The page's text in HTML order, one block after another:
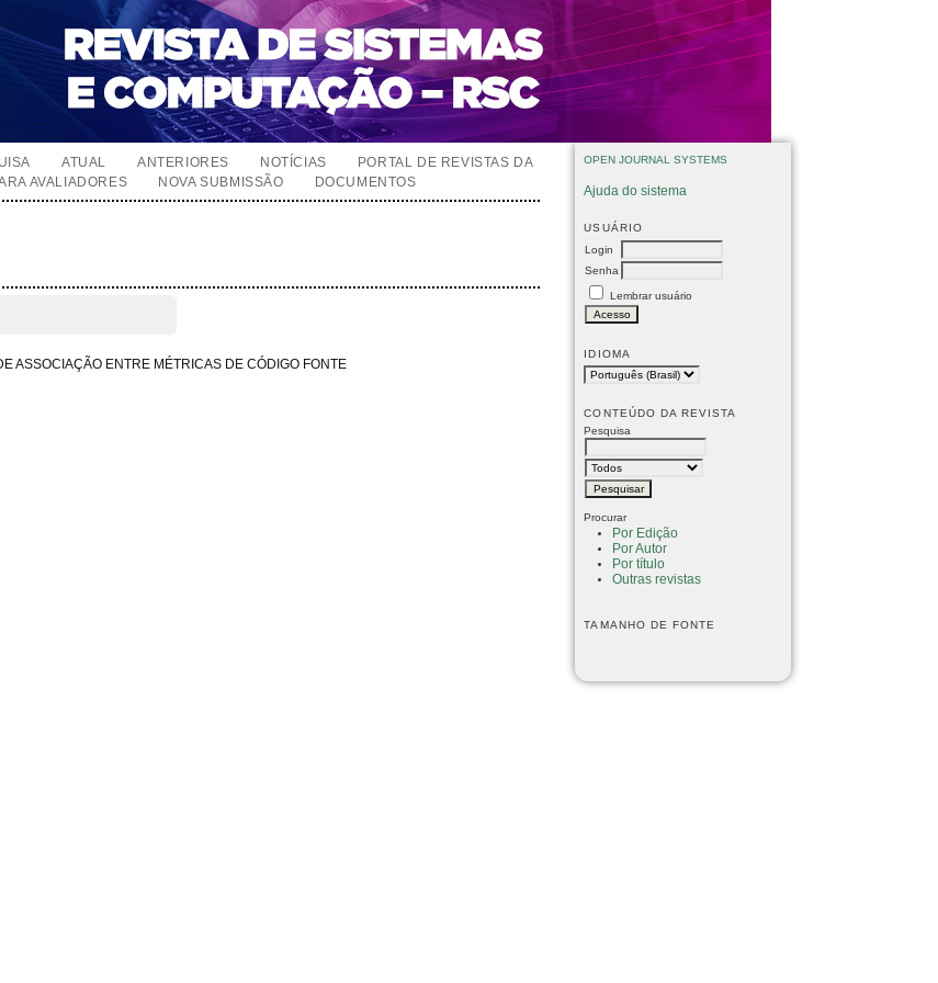
OPEN JOURNAL SYSTEMS
Ajuda do sistema
USUÁRIO
Login
Senha
Lembrar usuário
IDIOMA
CONTEÚDO DA REVISTA
Pesquisa
Procurar
Por Edição
Por Autor
Por título
Outras revistas
TAMANHO DE FONTE
ATUAL ANTERIORES NOTÍCIAS
PORTAL DE REVISTAS DA
AVALIADORES NOVA SUBMISSÃO DOCUMENTOS
ASSOCIAÇÃO ENTRE MÉTRICAS DE CÓDIGO FONTE